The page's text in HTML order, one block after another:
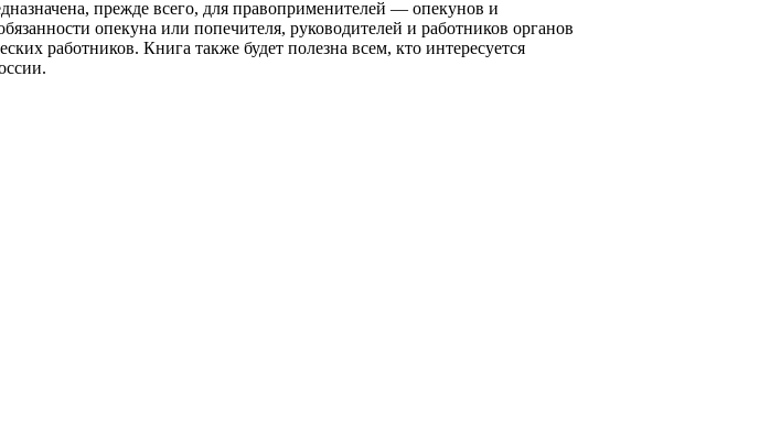
прежде всего, для правоприменителей — опекунов и
опекуна или попечителя, руководителей и работников органов
работников. Книга также будет полезна всем, кто интересуется